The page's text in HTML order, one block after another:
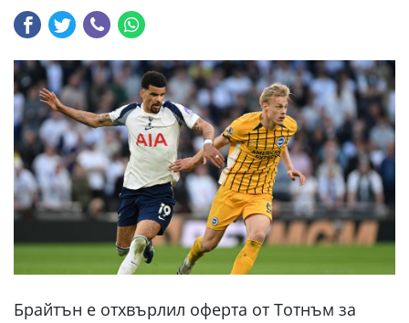
Брайтън е отхвърлил оферта от Тотнъм за